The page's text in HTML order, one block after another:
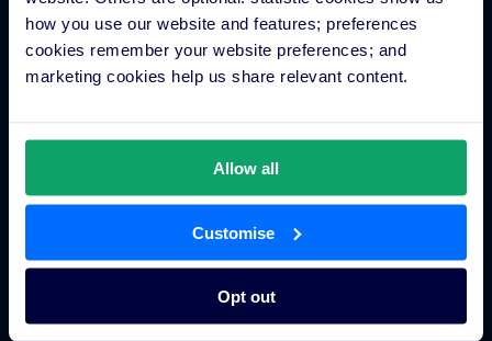
how you use our website and features; preferences
cookies remember your website preferences; and
marketing cookies help us share relevant content.
Allow all
Customise
Opt out
Comercio hotelero
Gestor de canales para hoteles
Creador de sitios web para hoteles
Gestión inteligente de tarifas hoteleras
Metabuscadores para hoteles
Procesamiento de pagos hoteleros
Sistema de distribución global (GDS)
Tienda de aplicaciones para hoteles